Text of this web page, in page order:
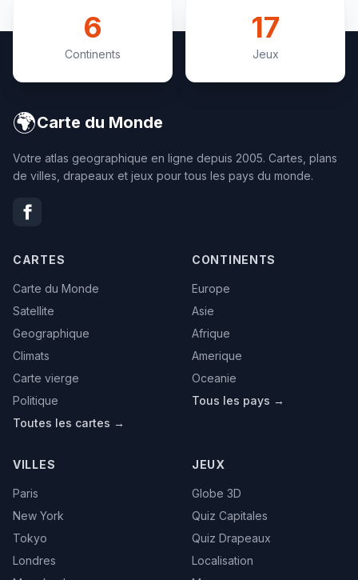
6
Continents
17
Jeux
🌍Carte du Monde
Votre atlas geographique en ligne depuis 2005. Cartes, plans
de villes, drapeaux et jeux pour tous les pays du monde.
CARTES
Carte du Monde
Satellite
Geographique
Climats
Carte vierge
Politique
Toutes les cartes →
CONTINENTS
Europe
Asie
Afrique
Amerique
Oceanie
Tous les pays →
VILLES
Paris
New York
Tokyo
Londres
JEUX
Globe 3D
Quiz Capitales
Quiz Drapeaux
Localisation